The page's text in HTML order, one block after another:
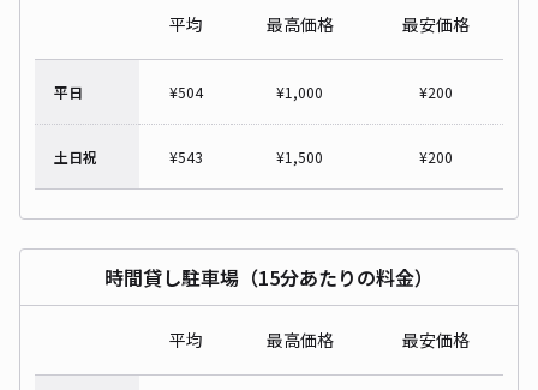
平均 最高価格 最安価格
平日 ¥504 ¥1,000 ¥200
土日祝 ¥543 ¥1,500 ¥200
時間貸し駐車場（15分あたりの料金）
平均 最高価格 最安価格